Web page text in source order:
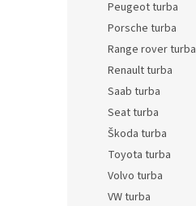
Peugeot turba
Porsche turba
Range rover turba
Renault turba
Saab turba
Seat turba
Škoda turba
Toyota turba
Volvo turba
VW turba